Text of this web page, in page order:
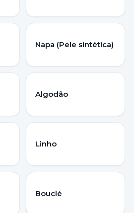
Napa (Pele sintética)
Algodão
Linho
Bouclé